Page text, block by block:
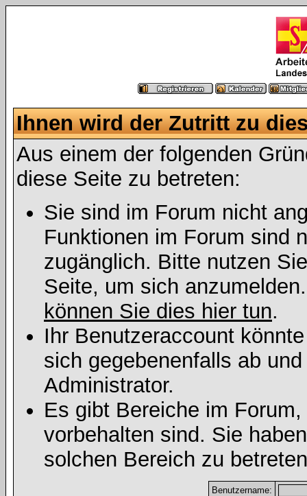
Ihnen wird der Zutritt zu
Aus einem der folgenden
diese Seite zu betreten:
Sie sind im Forum nicht
Funktionen im Forum sind
zugänglich. Bitte nutzen
Seite, um sich
können Sie dies hier tun.
Ihr Benutzeraccount
sich gegebenenfalls ab
Administrator.
Es gibt Bereiche im
vorbehalten sind. Sie
solchen Bereich zu
Benutzername: